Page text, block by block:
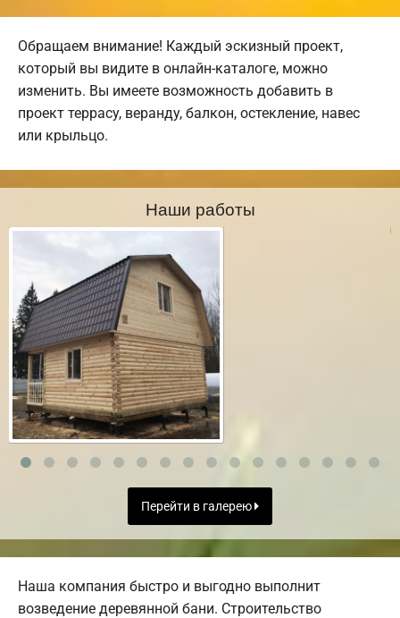
Обращаем внимание! Каждый эскизный проект,
который вы видите в онлайн-каталоге, можно
изменить. Вы имеете возможность добавить в
проект террасу, веранду, балкон, остекление, навес
или крыльцо.
Наши работы
Перейти в галерею
Наша компания быстро и выгодно выполнит
возведение деревянной бани. Строительство